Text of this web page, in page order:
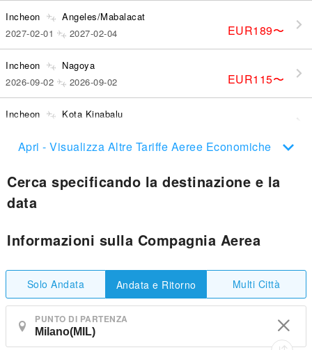
Incheon Angeles/Mabalacat
EUR189〜
2027-02-01 2027-02-04
Incheon Nagoya
EUR115〜
2026-09-02 2026-09-02
Incheon Kota Kinabalu
Apri - Visualizza Altre Tariffe Aeree Economiche
Cerca specificando la destinazione e la
data
Informazioni sulla Compagnia Aerea
Solo Andata Andata e Ritorno Multi Città
PUNTO DI PARTENZA